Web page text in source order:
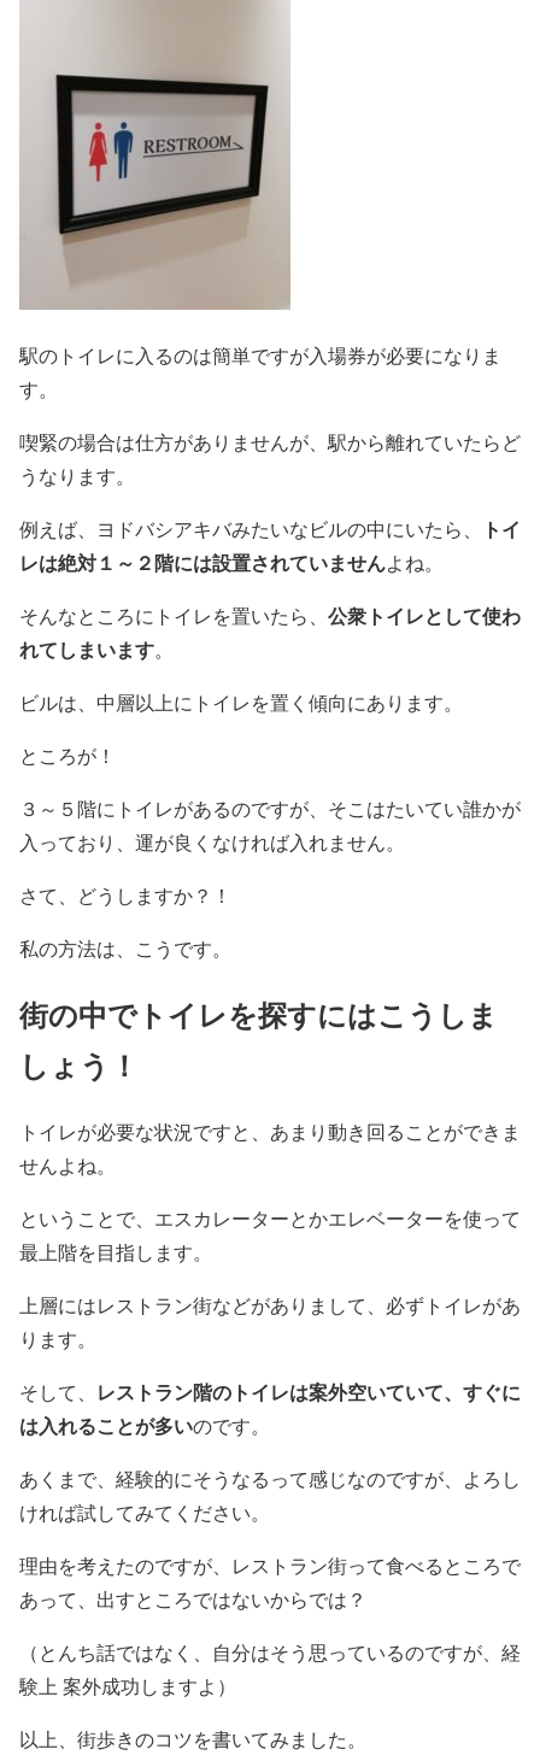
駅のトイレに入るのは簡単ですが入場券が必要になりま
す。
喫緊の場合は仕方がありませんが、駅から離れていたらど
うなります。
例えば、ヨドバシアキバみたいなビルの中にいたら、
トイ
レは絶対１～２階には設置されていませんよね。
そんなところにトイレを置いたら、 公衆トイレとして使わ
れてしまいます。
ビルは、中層以上にトイレを置く傾向にあります。
ところが！
３～５階にトイレがあるのですが、そこはたいてい誰かが
入っており、運が良くなければ入れません。
さて、どうしますか？！
私の方法は、こうです。
街の中でトイレを探すにはこうしま
しょう！
トイレが必要な状況ですと、あまり動き回ることができま
せんよね。
ということで、エスカレーターとかエレベーターを使って
最上階を目指します。
上層にはレストラン街などがありまして、必ずトイレがあ
ります。
そして、 レストラン階のトイレは案外空いていて、すぐに
は入れることが多いのです。
あくまで、経験的にそうなるって感じなのですが、よろし
ければ試してみてください。
理由を考えたのですが、レストラン街って食べるところで
あって、出すところではないからでは？
（とんち話ではなく、自分はそう思っているのですが、経
験上 案外成功しますよ）
以上、街歩きのコツを書いてみました。